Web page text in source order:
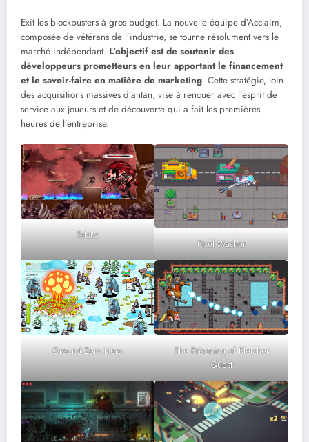
Exit les blockbusters à gros budget. La nouvelle équipe d’Acclaim,
composée de vétérans de l’industrie, se tourne résolument vers le
marché indépendant. L’objectif est de soutenir des
développeurs prometteurs en leur apportant le financement
et le savoir-faire en matière de marketing. Cette stratégie, loin
des acquisitions massives d’antan, vise à renouer avec l’esprit de
service aux joueurs et de découverte qui a fait les premières
heures de l’entreprise.
Talaka
Pixel Washer
Ground Zero Hero
The Prisoning of Fletcher
Quest